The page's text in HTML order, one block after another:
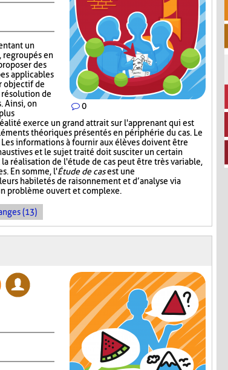
0
un
en
des
applicables
objectif de
de
Ainsi, on
exerce un grand attrait sur l'apprenant qui est
théoriques présentés en périphérie du cas. Le
informations à fournir aux élèves doivent être
et le sujet traité doit susciter un certain
réalisation de l'étude de cas peut être très variable,
En somme, l'Étude de casest une
habiletés de raisonnement et d’analyse via
problème ouvert et complexe.
(13)